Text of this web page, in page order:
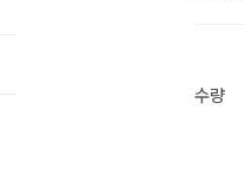
수량